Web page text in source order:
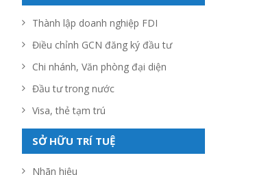
Thành lập doanh nghiệp FDI
Điều chỉnh GCN đăng ký đầu tư
Chi nhánh, Văn phòng đại diện
Đầu tư trong nước
Visa, thẻ tạm trú
SỞ HỮU TRÍ TUỆ
Nhãn hiệu